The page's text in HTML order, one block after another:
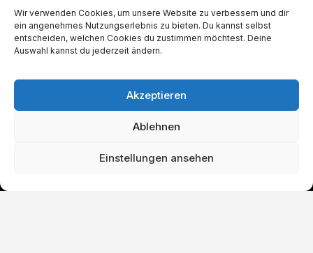
Wir verwenden Cookies, um unsere Website zu verbessern und dir
ein angenehmes Nutzungserlebnis zu bieten. Du kannst selbst
entscheiden, welchen Cookies du zustimmen möchtest. Deine
Auswahl kannst du jederzeit ändern.
Akzeptieren
Ablehnen
Einstellungen ansehen
€49,90